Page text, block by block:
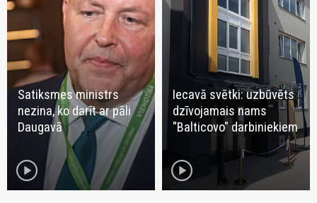
Satiksmes ministrs
nezina, ko darīt ar pāli
Daugavā
play_circle
Iecavā svētki: uzbūvēts
dzīvojamais nams
"Balticovo" darbiniekiem
play_circle